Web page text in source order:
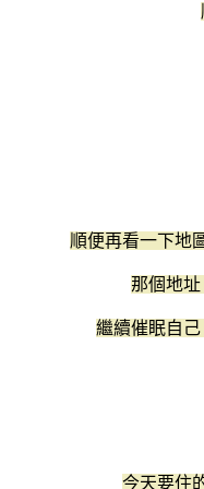
順便再看一下地
那個地
繼續催眠自己
今天要住